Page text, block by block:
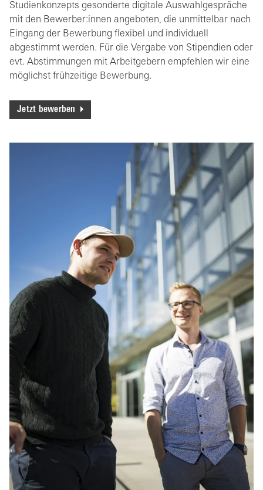
Studienkonzepts gesonderte digitale Auswahlgespräche
mit den Bewerber:innen angeboten, die unmittelbar nach
Eingang der Bewerbung flexibel und individuell
abgestimmt werden. Für die Vergabe von Stipendien oder
evt. Abstimmungen mit Arbeitgebern empfehlen wir eine
möglichst frühzeitige Bewerbung.
Jetzt bewerben